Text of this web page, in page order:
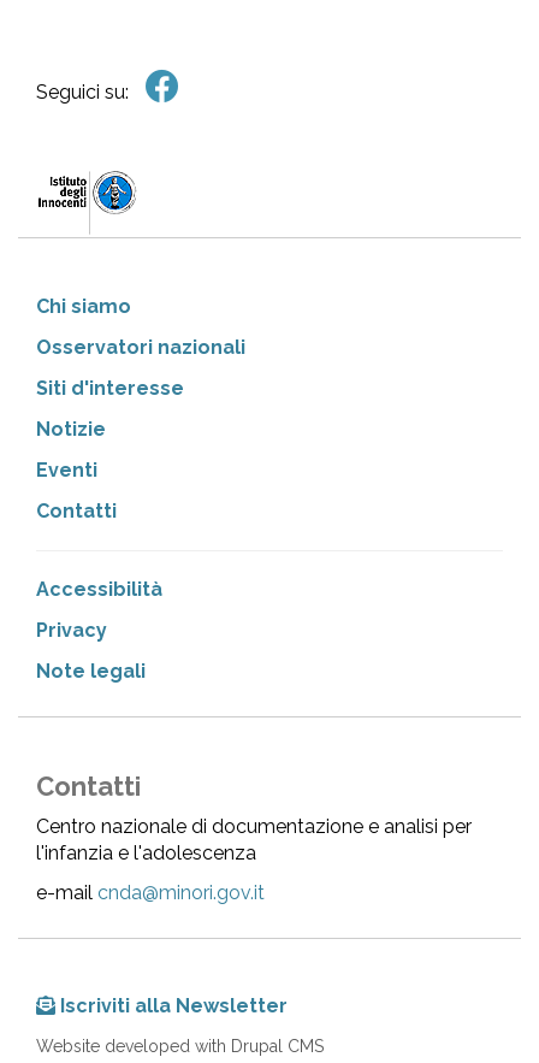
Seguici su:
Chi siamo
Osservatori nazionali
Siti d'interesse
Notizie
Eventi
Contatti
Accessibilità
Privacy
Note legali
Contatti
Centro nazionale di documentazione e analisi per
l'infanzia e l'adolescenza
e-mail cnda@minori.gov.it
Iscriviti alla Newsletter
Website developed with Drupal CMS